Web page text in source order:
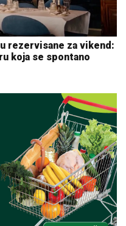
rezervisane za vikend:
koja se spontano